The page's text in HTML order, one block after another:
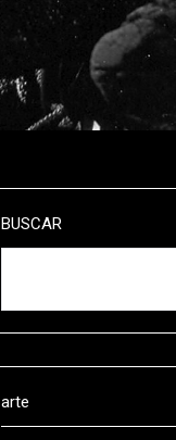
BUSCAR
arte